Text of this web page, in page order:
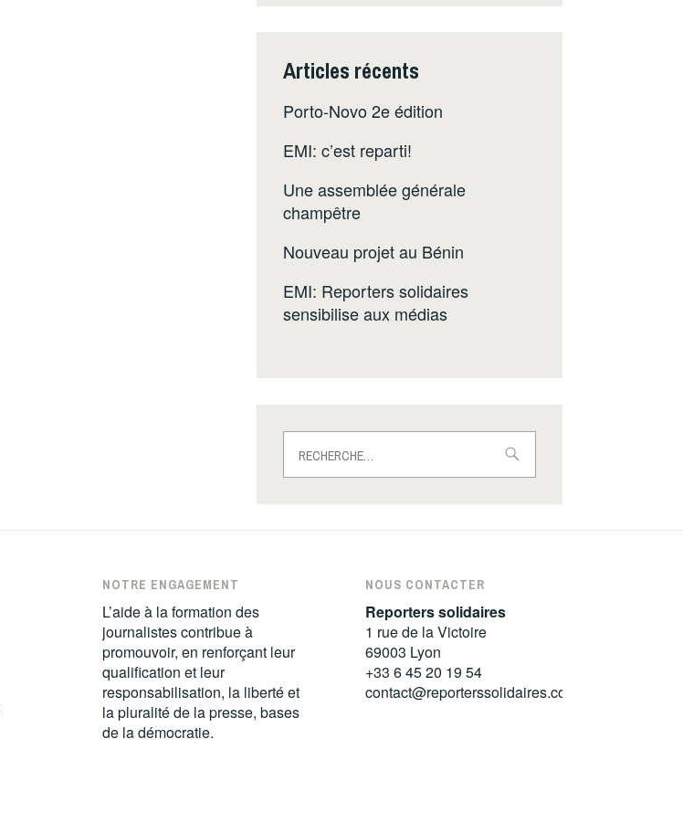
Articles récents
Porto-Novo 2e édition
EMI: c’est reparti!
Une assemblée générale
champêtre
Nouveau projet au Bénin
EMI: Reporters solidaires
sensibilise aux médias
NOTRE ENGAGEMENT
L’aide à la formation des
journalistes contribue à
promouvoir, en renforçant leur
qualification et leur
responsabilisation, la liberté et
la pluralité de la presse, bases
de la démocratie.
NOUS CONTACTER
Reporters solidaires
1 rue de la Victoire
69003 Lyon
+33 6 45 20 19 54
contact@reporterssolidaires.com